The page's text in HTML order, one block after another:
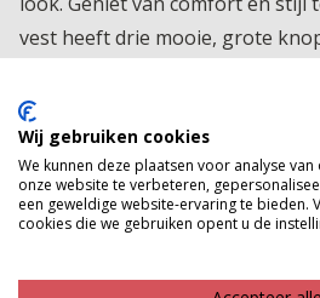
vest heeft drie mooie, grote
gedragen worden. Voor welke
Product kenmerken
Betaalinformatie
Wij gebruiken cookies
We kunnen deze plaatsen voor analyse
onze website te verbeteren,
een geweldige website-ervaring te bieden.
cookies die we gebruiken opent u de